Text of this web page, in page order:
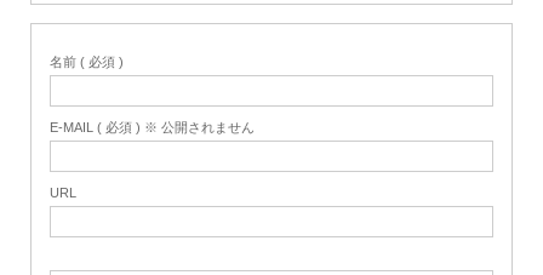
名前 ( 必須 )
E-MAIL ( 必須 ) ※ 公開されません
URL